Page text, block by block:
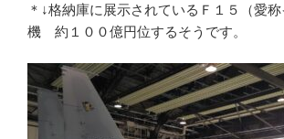
＊↓格納庫に展示されているＦ１５（愛
機 約１００億円位するそうです。